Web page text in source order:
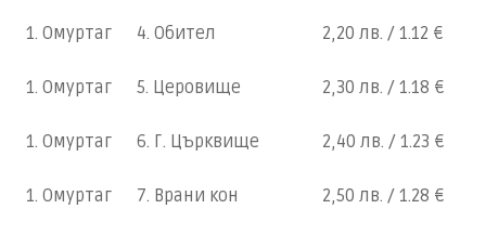
1. Омуртаг 4. Обител 2,20 лв. / 1.12 €
1. Омуртаг 5. Церовище 2,30 лв. / 1.18 €
1. Омуртаг 6. Г. Църквище 2,40 лв. / 1.23 €
1. Омуртаг 7. Врани кон 2,50 лв. / 1.28 €